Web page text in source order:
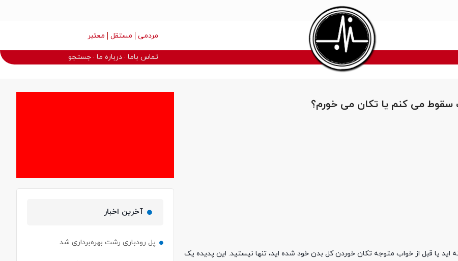
مردمی مستقل معتبر
تماس باما درباره ما جستجو
سقوط می کنم یا تکان می خورم؟
یا قبل از خواب متوجه تکان خوردن کل بدن خود شده اید، تنها نیستید. این پدیده یک
آخرین اخبار
پل رودباری رشت بهره‌برداری شد